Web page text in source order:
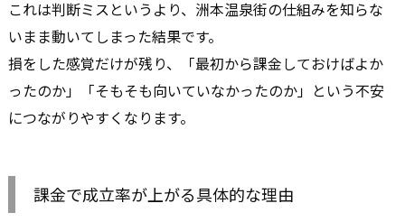
これは判断ミスというより、洲本温泉街の仕組みを知らな
いまま動いてしまった結果です。
損をした感覚だけが残り、「最初から課金しておけばよか
ったのか」「そもそも向いていなかったのか」という不安
につながりやすくなります。
課金で成立率が上がる具体的な理由